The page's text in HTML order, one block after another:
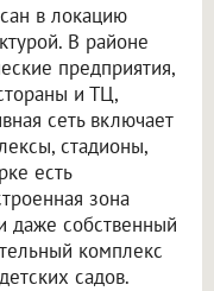
в локацию
В районе
предприятия,
и ТЦ,
сеть включает
стадионы,
есть
зона
даже собственный
комплекс
садов.